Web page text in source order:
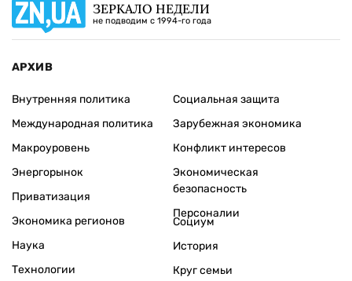
ЗЕРКАЛО НЕДЕЛИ
не подводим с 1994-го года
АРХИВ
Внутренняя политика
Международная политика
Макроуровень
Энергорынок
Приватизация
Экономика регионов
Социальная защита
Зарубежная экономика
Конфликт интересов
Экономическая
безопасность
Персоналии
Наука
Технологии
Социум
История
Круг семьи